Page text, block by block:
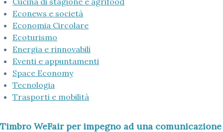
Econews e società
Economia Circolare
Ecoturismo
Energia e rinnovabili
Eventi e appuntamenti
Space Economy
Tecnologia
Trasporti e mobilità
Timbro WeFair per impegno ad una comunicazione